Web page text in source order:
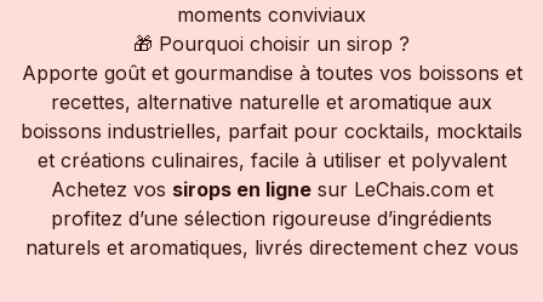
moments conviviaux
🎁 Pourquoi choisir un sirop ?
Apporte goût et gourmandise à toutes vos boissons et
recettes, alternative naturelle et aromatique aux
boissons industrielles, parfait pour cocktails, mocktails
et créations culinaires, facile à utiliser et polyvalent
Achetez vos sirops en lignesur LeChais.com et
profitez d’une sélection rigoureuse d’ingrédients
naturels et aromatiques, livrés directement chez vous